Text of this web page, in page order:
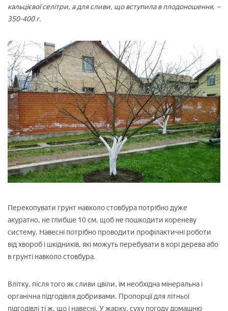
кальцієвої селітри, а для сливи, що вступила в плодоношення, –
350-400 г.
Перекопувати грунт навколо стовбура потрібно дуже
акуратно, не глибше 10 см, щоб не пошкодити кореневу
систему. Навесні потрібно проводити профілактичні роботи
від хвороб і шкідників, які можуть перебувати в корі дерева або
в грунті навколо стовбура.
Влітку, після того як сливи цвіли, їм необхідна мінеральна і
органічна підгодівля добривами. Пропорції для літньої
підгодівлі ті ж, що і навесні. У жарку, суху погоду домашню